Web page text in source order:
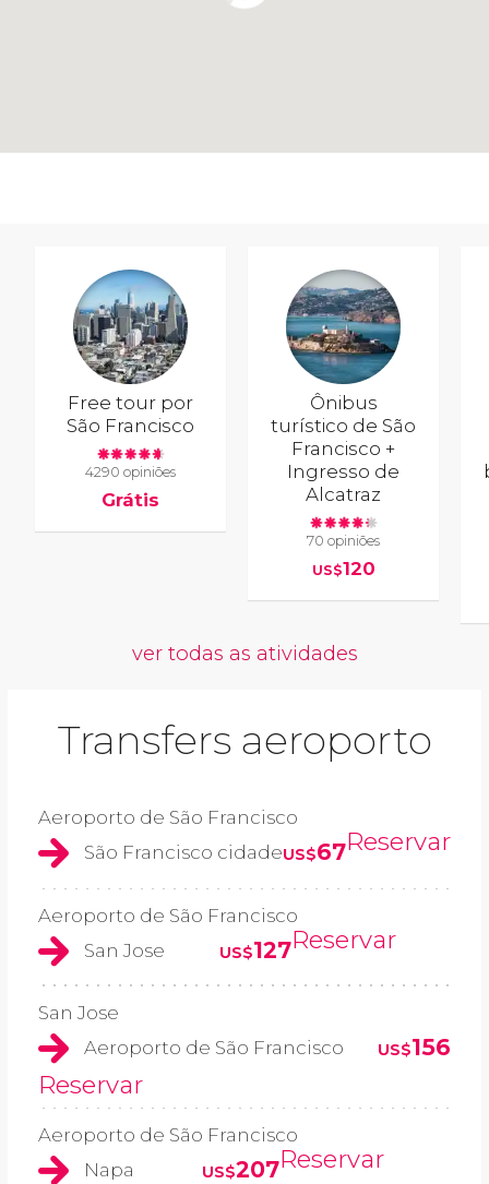
Free tour por
São Francisco
4290 opiniões
Grátis
Ônibus
turístico de São
Francisco +
Ingresso de
Alcatraz
70 opiniões
US$120
ver todas as atividades
Transfers aeroporto
Aeroporto de São Francisco
São Francisco cidadeUS$67Reservar
Aeroporto de São Francisco
San Jose
US$127Reservar
San Jose
Aeroporto de São Francisco
US$156
Reservar
Aeroporto de São Francisco
Napa
US$207Reservar